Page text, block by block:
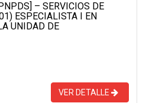
– SERVICIOS DE
ESPECIALISTA I EN
UNIDAD DE
VER DETALLE